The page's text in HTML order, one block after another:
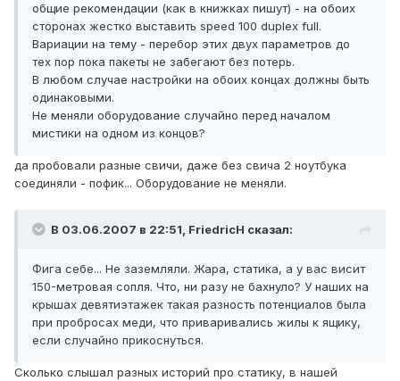
общие рекомендации (как в книжках пишут) - на обоих
сторонах жестко выставить speed 100 duplex full.
Вариации на тему - перебор этих двух параметров до
тех пор пока пакеты не забегают без потерь.
В любом случае настройки на обоих концах должны быть
одинаковыми.
Не меняли оборудование случайно перед началом
мистики на одном из концов?
да пробовали разные свичи, даже без свича 2 ноутбука
соединяли - пофик... Оборудование не меняли.
В 03.06.2007 в 22:51, FriedricH сказал:
Фига себе... Не заземляли. Жара, статика, а у вас висит
150-метровая сопля. Что, ни разу не бахнуло? У наших на
крышах девятиэтажек такая разность потенциалов была
при пробросах меди, что приваривались жилы к ящику,
если случайно прикоснуться.
Сколько слышал разных историй про статику, в нашей